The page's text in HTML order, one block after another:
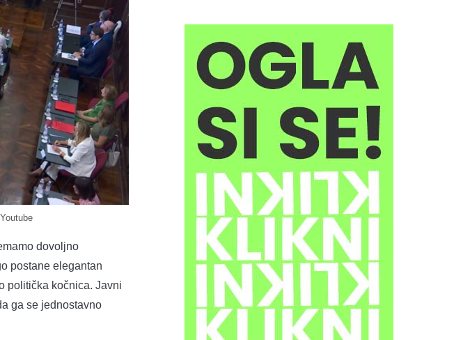
dovoljno
postane elegantan
politička kočnica. Javni
ga se jednostavno